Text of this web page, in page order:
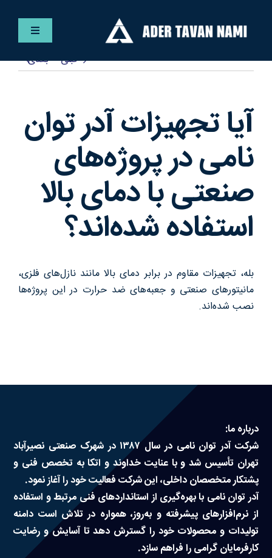
content
کنترلر
فارسی
خدمات
پروژه ها
تماس با ما
قبلی بعدی
آیا تجهیزات آدر توان
نامی در پروژه‌های
صنعتی با دمای بالا
استفاده شده‌اند؟
بله، تجهیزات مقاوم در برابر دمای بالا مانند نازل‌های فلزی،
مانیتورهای صنعتی و جعبه‌های ضد حرارت در این پروژه‌ها
نصب شده‌اند.
درباره ما:
شرکت آدر توان نامی در سال ۱۳۸۷ در شهرک صنعتی نصیرآباد
تهران تأسیس شد و با عنایت خداوند و اتکا به تخصص فنی و
پشتکار متخصصان داخلی، این شرکت فعالیت خود را آغاز نمود.
آدر توان نامی با بهره‌گیری از استانداردهای فنی مرتبط و استفاده
از نرم‌افزارهای پیشرفته و به‌روز، همواره در تلاش است دامنه
تولیدات و محصولات خود را گسترش دهد تا آسایش و رضایت
کارفرمایان گرامی را فراهم سازد.